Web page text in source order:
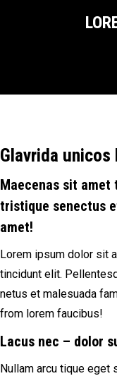
Glavrida unicos
Maecenas sit
tristique senectus
amet!
Lorem ipsum dolor sit
tincidunt elit.
netus et malesuada
from lorem faucibus!
Lacus nec – dolor
Nullam arcu tique eget